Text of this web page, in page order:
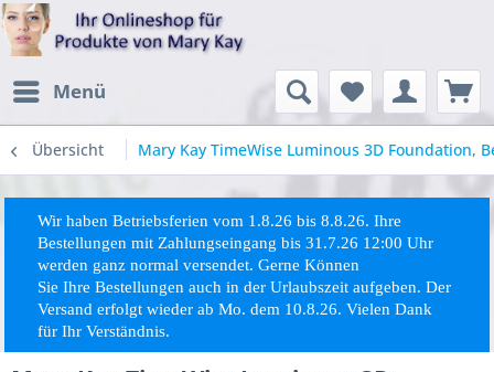
Menü
Übersicht Mary Kay TimeWise Luminous 3D Foundation,
Wir haben Betriebsferien vom 1.8.26 bis 8.8.26. Ihre
Bestellungen mit Zahlungseingang bis 31.7.26 12:00 Uhr
werden ganz normal versendet. Gerne Können
SieIhreBestellungen auch in der Urlaubszeit aufgeben. Der
Versand erfolgt wieder ab Mo. dem 10.8.26. Vielen Dank
für Ihr Verständnis.